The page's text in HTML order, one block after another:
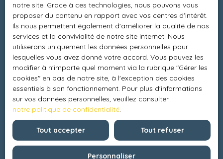
Informations
Recrutement
Honoraires
Mentions légales
Politique de confidentialité
Plan du site
Gérer les cookies
Propulsé par
notre site. Grace à ces technologies, nous pouvons vous
proposer du contenu en rapport avec vos centres d'intérêt.
Ils nous permettent également d'améliorer la qualité de nos
services et la convivialité de notre site internet. Nous
utiliserons uniquement les données personnelles pour
lesquelles vous avez donné votre accord. Vous pouvez les
modifier à n'importe quel moment via la rubrique ″Gérer les
cookies″ en bas de notre site, à l'exception des cookies
essentiels à son fonctionnement. Pour plus d'informations
sur vos données personnelles, veuillez consulter
notre politique de confidentialité.
Tout accepter Tout refuser
Personnaliser